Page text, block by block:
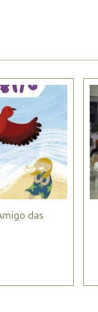
das